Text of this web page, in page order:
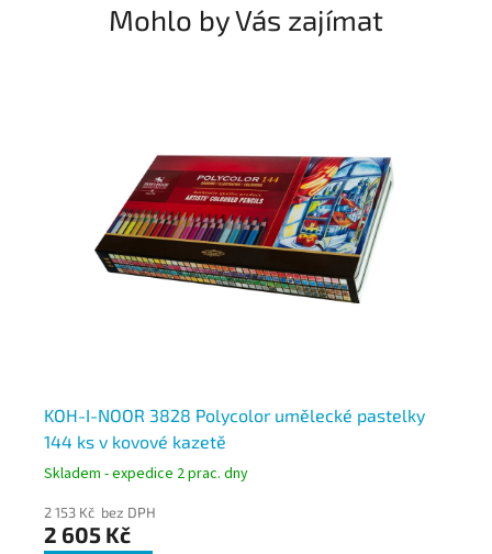
Mohlo by Vás zajímat
KOH-I-NOOR 3828 Polycolor umělecké pastelky
144 ks v kovové kazetě
Skladem - expedice 2 prac. dny
2 153 Kč bez DPH
2 605 Kč